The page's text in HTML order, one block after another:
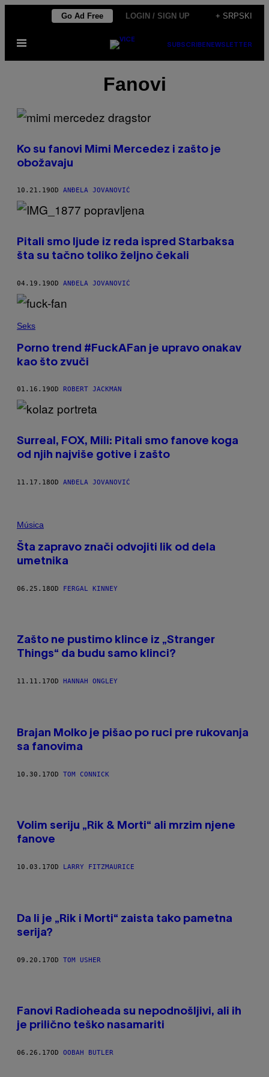
садржај
Go Ad Free LOGIN / SIGN UP + SRPSKI
Otvori
SUBSCRIBE NEWSLETTER
Fanovi
Ko su fanovi Mimi Mercedez i zašto je
obožavaju
10.21.19OD ANĐELA JOVANOVIĆ
Pitali smo ljude iz reda ispred Starbaksa
šta su tačno toliko željno čekali
04.19.19OD ANĐELA JOVANOVIĆ
Seks
Porno trend #FuckAFan je upravo onakav
kao što zvuči
01.16.19OD ROBERT JACKMAN
Surreal, FOX, Mili: Pitali smo fanove koga
od njih najviše gotive i zašto
11.17.18OD ANĐELA JOVANOVIĆ
Música
Šta zapravo znači odvojiti lik od dela
umetnika
06.25.18OD FERGAL KINNEY
Zašto ne pustimo klince iz „Stranger
Things“ da budu samo klinci?
11.11.17OD HANNAH ONGLEY
Brajan Molko je pišao po ruci pre rukovanja
sa fanovima
10.30.17OD TOM CONNICK
Volim seriju „Rik & Morti“ ali mrzim njene
fanove
10.03.17OD LARRY FITZMAURICE
Da li je „Rik i Morti“ zaista tako pametna
serija?
09.20.17OD TOM USHER
Fanovi Radioheada su nepodnošljivi, ali ih
je prilično teško nasamariti
06.26.17OD OOBAH BUTLER